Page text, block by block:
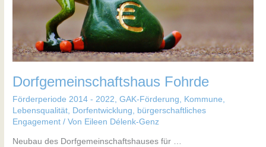
Dorfgemeinschaftshaus Fohrde
Förderperiode 2014 - 2022 ,GAK-Förderung Kommune
Lebensqualität, Dorfentwicklung, bürgerschaftliches
Engagement / Von Eileen Délenk-Genz
Neubau des Dorfgemeinschaftshauses für …